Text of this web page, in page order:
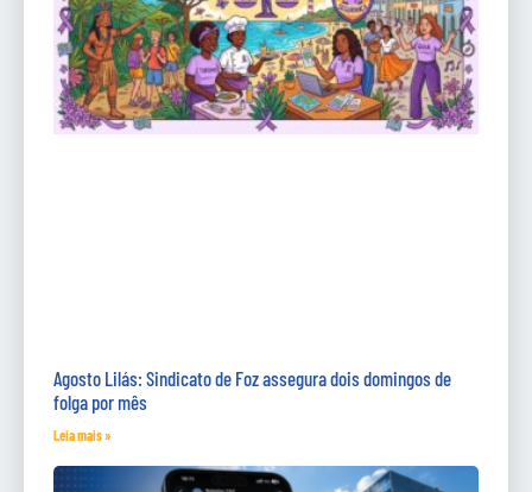
Agosto Lilás: Sindicato de Foz assegura dois domingos de
folga por mês
Leia mais »